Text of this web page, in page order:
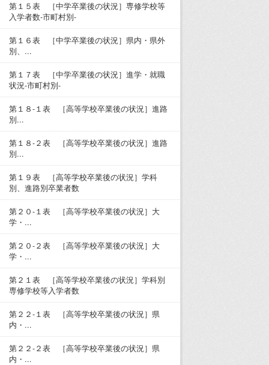
第１５表 ［中学卒業後の状況］専修学校等
入学者数-市町村別-
第１６表 ［中学卒業後の状況］県内・県外
別、...
第１７表 ［中学卒業後の状況］進学・就職
状況-市町村別-
第１８-１表 ［高等学校卒業後の状況］進路
別...
第１８-２表 ［高等学校卒業後の状況］進路
別...
第１９表 ［高等学校卒業後の状況］学科
別、進路別卒業者数
第２０-１表 ［高等学校卒業後の状況］大
学・...
第２０-２表 ［高等学校卒業後の状況］大
学・...
第２１表 ［高等学校卒業後の状況］学科別
専修学校等入学者数
第２２-１表 ［高等学校卒業後の状況］県
内・...
第２２-２表 ［高等学校卒業後の状況］県
内・...